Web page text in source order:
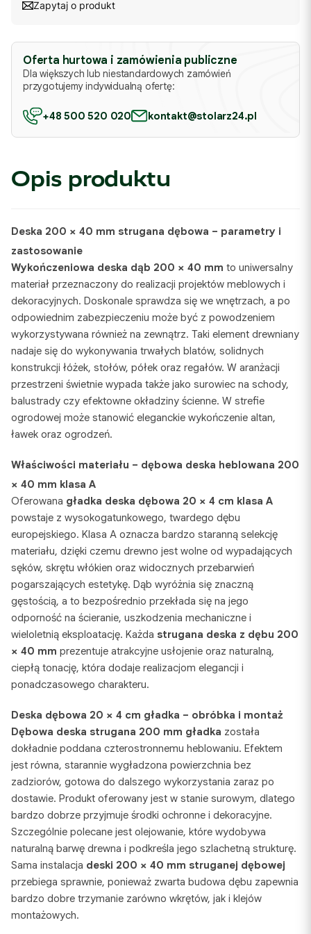
Zapytaj o produkt
Oferta hurtowa i zamówienia publiczne
Dla większych lub niestandardowych zamówień
przygotujemy indywidualną ofertę:
+48 500 520 020 kontakt@stolarz24.pl
Opis produktu
Deska 200 × 40 mm strugana dębowa – parametry i
zastosowanie
Wykończeniowa deska dąb 200 × 40 mm to uniwersalny
materiał przeznaczony do realizacji projektów meblowych i
dekoracyjnych. Doskonale sprawdza się we wnętrzach, a po
odpowiednim zabezpieczeniu może być z powodzeniem
wykorzystywana również na zewnątrz. Taki element drewniany
nadaje się do wykonywania trwałych blatów, solidnych
konstrukcji łóżek, stołów, półek oraz regałów. W aranżacji
przestrzeni świetnie wypada także jako surowiec na schody,
balustrady czy efektowne okładziny ścienne. W strefie
ogrodowej może stanowić eleganckie wykończenie altan,
ławek oraz ogrodzeń.
Właściwości materiału – dębowa deska heblowana 200
× 40 mm klasa A
Oferowana gładka deska dębowa 20 × 4 cm klasa A
powstaje z wysokogatunkowego, twardego dębu
europejskiego. Klasa A oznacza bardzo staranną selekcję
materiału, dzięki czemu drewno jest wolne od wypadających
sęków, skrętu włókien oraz widocznych przebarwień
pogarszających estetykę. Dąb wyróżnia się znaczną
gęstością, a to bezpośrednio przekłada się na jego
odporność na ścieranie, uszkodzenia mechaniczne i
wieloletnią eksploatację. Każda strugana deska z dębu 200
× 40 mm prezentuje atrakcyjne usłojenie oraz naturalną,
ciepłą tonację, która dodaje realizacjom elegancji i
ponadczasowego charakteru.
Deska dębowa 20 × 4 cm gładka – obróbka i montaż
Dębowa deska strugana 200 mm gładka została
dokładnie poddana czterostronnemu heblowaniu. Efektem
jest równa, starannie wygładzona powierzchnia bez
zadziorów, gotowa do dalszego wykorzystania zaraz po
dostawie. Produkt oferowany jest w stanie surowym, dlatego
bardzo dobrze przyjmuje środki ochronne i dekoracyjne.
Szczególnie polecane jest olejowanie, które wydobywa
naturalną barwę drewna i podkreśla jego szlachetną strukturę.
Sama instalacja deski 200 × 40 mm struganej dębowej
przebiega sprawnie, ponieważ zwarta budowa dębu zapewnia
bardzo dobre trzymanie zarówno wkrętów, jak i klejów
montażowych.